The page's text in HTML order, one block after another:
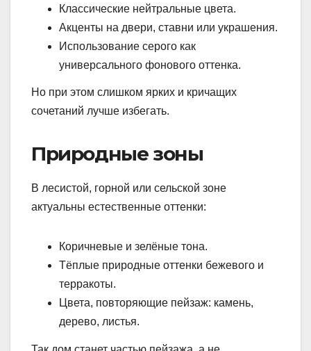
Классические нейтральные цвета.
Акценты на двери, ставни или украшения.
Использование серого как
универсального фонового оттенка.
Но при этом слишком ярких и кричащих
сочетаний лучше избегать.
Природные зоны
В лесистой, горной или сельской зоне
актуальны естественные оттенки:
Коричневые и зелёные тона.
Тёплые природные оттенки бежевого и
терракоты.
Цвета, повторяющие пейзаж: камень,
дерево, листья.